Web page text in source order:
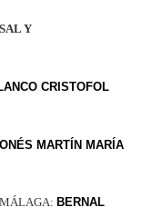
Y
CRISTOFOL
MARTÍN MARÍA
BERNAL